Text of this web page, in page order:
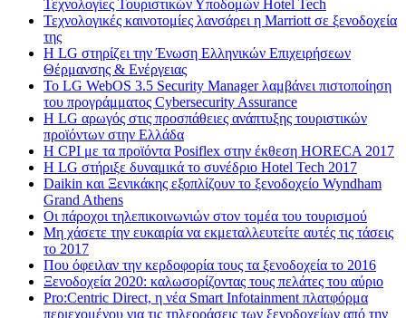
Τεχνολογίες Τουριστικών Υποδομών Hotel Tech
Τεχνολογικές καινοτομίες λανσάρει η Marriott σε ξενοδοχεία
της
H LG στηρίζει την Ένωση Ελληνικών Επιχειρήσεων
Θέρμανσης & Ενέργειας
Το LG WebOS 3.5 Security Manager λαμβάνει πιστοποίηση
του προγράμματος Cybersecurity Assurance
Η LG αρωγός στις προσπάθειες ανάπτυξης τουριστικών
προϊόντων στην Ελλάδα
Η CPI με τα προϊόντα Posiflex στην έκθεση HORECA 2017
H LG στήριξε δυναμικά το συνέδριο Hotel Tech 2017
Daikin και Ξενικάκης εξοπλίζουν το ξενοδοχείο Wyndham
Grand Athens
Οι πάροχοι τηλεπικοινωνιών στον τομέα του τουρισμού
Μη χάσετε την ευκαιρία να εκμεταλλευτείτε αυτές τις τάσεις
το 2017
Που όφειλαν την κερδοφορία τους τα ξενοδοχεία το 2016
Ξενοδοχεία 2020: καλωσορίζοντας τους πελάτες του αύριο
Pro:Centric Direct, η νέα Smart Infotainment πλατφόρμα
περιεχομένου για τις τηλεοράσεις των ξενοδοχείων από την